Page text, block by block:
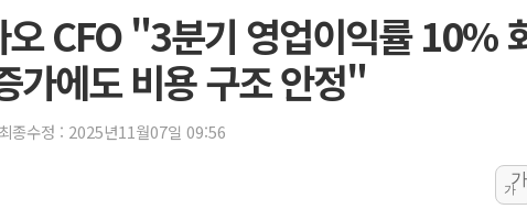
보훈부, 미 DPAA와 MOU… "6·25
트럼프 "금리 내려야"…파월 때와 달
특정 정치인 측근 포항시 정책특보
트럼프, 中 겨냥 폴리실리콘 관세
[사진] 빈살만과 에르도안의 만남
CFO "3분기 영업이익률 10%
에도 비용 구조 안정"
최종수정 : 2025년11월07일 09:56
가
가